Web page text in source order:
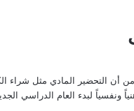
أن التحضير المادي مثل شراء
ونفسياً لبدء العام الدراسي